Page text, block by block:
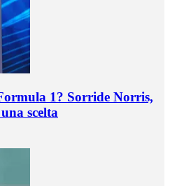
1? Sorride Norris,
scelta